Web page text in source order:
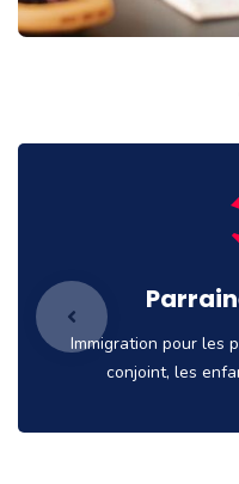
Immigration pour les
conjoint, les